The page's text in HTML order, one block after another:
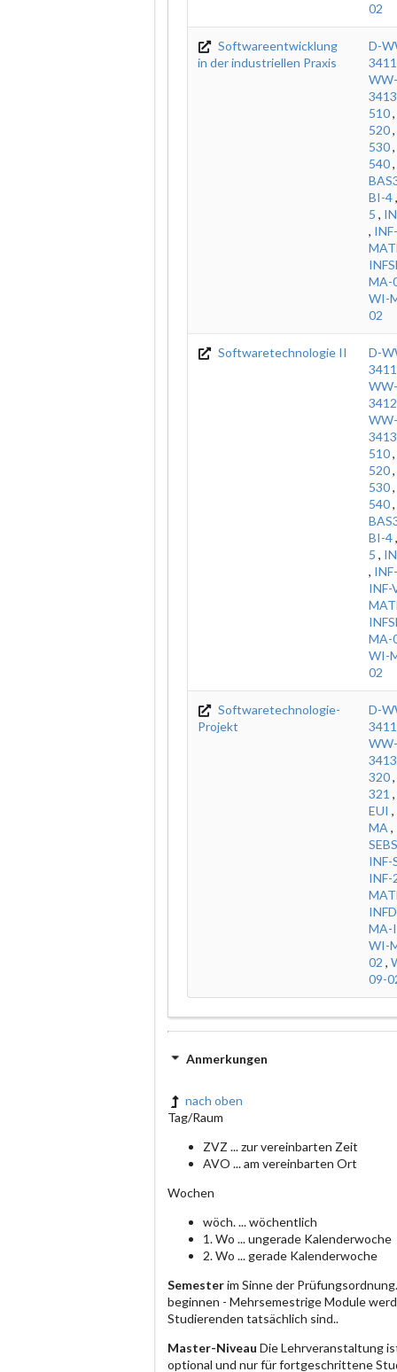
02
Softwareentwicklung
in der industriellen Praxis
D-
3411
3413
510,
520,
530,
540,
BI-4
5 ,
,
MA-
WI-
02
Softwaretechnologie II
D-
3411
3412
3413
510,
520,
530,
540,
BI-4
5 ,
,
INF-
MA-
WI-
02
Softwaretechnologie-
Projekt
D-
3411
3413
320,
321 ,
EUI ,
MA ,
INF-
INF-
INFD
MA-
WI-
02 ,
09-
Anmerkungen
nach oben
Tag/Raum
ZVZ ... zur vereinbarten Zeit
AVO ... am vereinbarten Ort
Wochen
wöch. ... wöchentlich
1. Wo ... ungerade Kalenderwoche
2. Wo ... gerade Kalenderwoche
Semesterim Sinne der
beginnen - Mehrsemestrige Module
Studierenden tatsächlich sind..
Master-Niveau Die Lehrveranstaltung
optional und nur für fortgeschrittene